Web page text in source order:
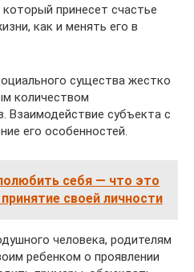
принесет счастье
как и менять его в
существа жестко
количеством
Взаимодействие субъекта с
его особенностей.
себя — что это
своей личности
человека, родителям
ребенком о проявлении